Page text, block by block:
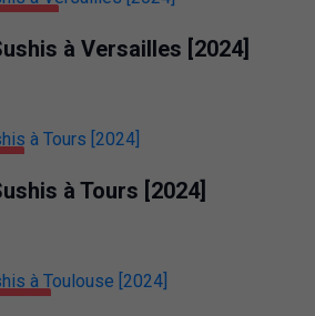
à Versailles [2024]
à Tours [2024]